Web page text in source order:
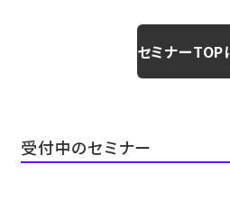
1月
セミナーTOP
受付中のセミナー